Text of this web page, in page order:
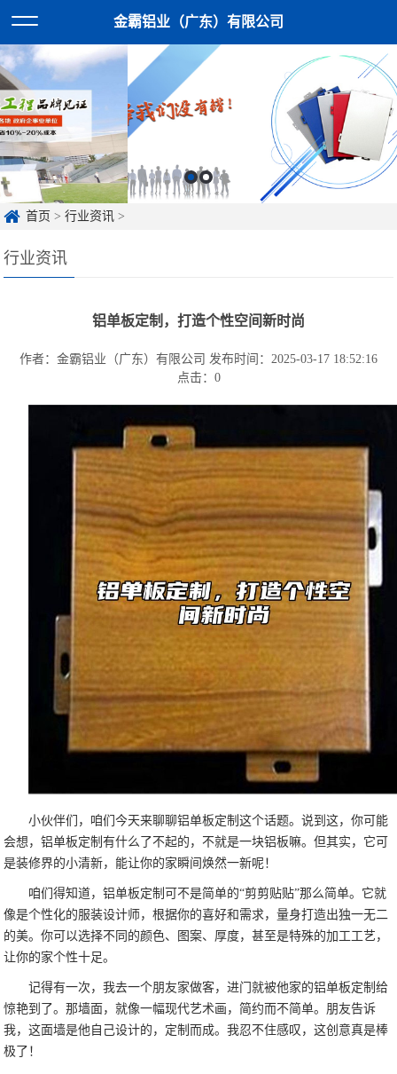
金霸铝业（广东）有限公司
首页 >行业资讯 >
行业资讯
铝单板定制，打造个性空间新时尚
作者：金霸铝业（广东）有限公司 发布时间：2025-03-17 18:52:16
点击： 0
小伙伴们，咱们今天来聊聊铝单板定制这个话题。说到这，你可能
会想，铝单板定制有什么了不起的，不就是一块铝板嘛。但其实，它可
是装修界的小清新，能让你的家瞬间焕然一新呢！
咱们得知道，铝单板定制可不是简单的“剪剪贴贴”那么简单。它就
像是个性化的服装设计师，根据你的喜好和需求，量身打造出独一无二
的美。你可以选择不同的颜色、图案、厚度，甚至是特殊的加工工艺，
让你的家个性十足。
记得有一次，我去一个朋友家做客，进门就被他家的铝单板定制给
惊艳到了。那墙面，就像一幅现代艺术画，简约而不简单。朋友告诉
我，这面墙是他自己设计的，定制而成。我忍不住感叹，这创意真是棒
极了！